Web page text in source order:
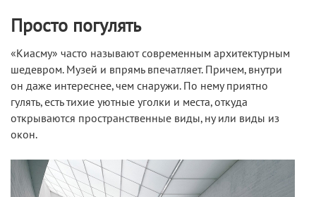
Просто погулять
«Киасму» часто называют современным архитектурным
шедевром. Музей и впрямь впечатляет. Причем, внутри
он даже интереснее, чем снаружи. По нему приятно
гулять, есть тихие уютные уголки и места, откуда
открываются пространственные виды, ну или виды из
окон.